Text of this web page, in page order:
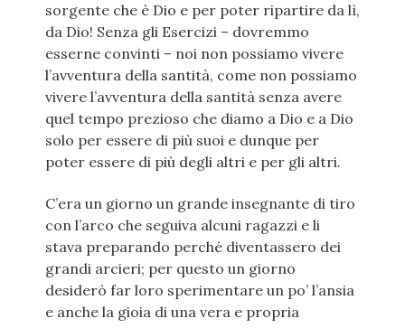
sorgente che è Dio e per poter ripartire da lì,
da Dio! Senza gli Esercizi – dovremmo
esserne convinti – noi non possiamo vivere
l’avventura della santità, come non possiamo
vivere l’avventura della santità senza avere
quel tempo prezioso che diamo a Dio e a Dio
solo per essere di più suoi e dunque per
poter essere di più degli altri e per gli altri.
C’era un giorno un grande insegnante di tiro
con l’arco che seguiva alcuni ragazzi e li
stava preparando perché diventassero dei
grandi arcieri; per questo un giorno
desiderò far loro sperimentare un po’ l’ansia
e anche la gioia di una vera e propria